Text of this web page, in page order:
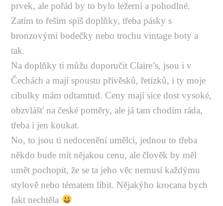
prvek, ale pořád by to bylo ležerní a pohodlné.
Zatím to řeším spíš doplňky, třeba pásky s
bronzovými bodečky nebo trochu vintage boty a
tak.
Na doplňky ti můžu doporučit Claire’s, jsou i v
Čechách a mají spoustu přívěsků, řetízků, i ty moje
cibulky mám odtamtud. Ceny mají sice dost vysoké,
obzvlášť na české poměry, ale já tam chodím ráda,
třeba i jen koukat.
No, to jsou ti nedocenění umělci, jednou to třeba
někdo bude mít nějakou cenu, ale člověk by měl
umět pochopit, že se ta jeho věc nemusí každýmu
stylově nebo tématem líbit. Nějakýho krocana bych
fakt nechtěla